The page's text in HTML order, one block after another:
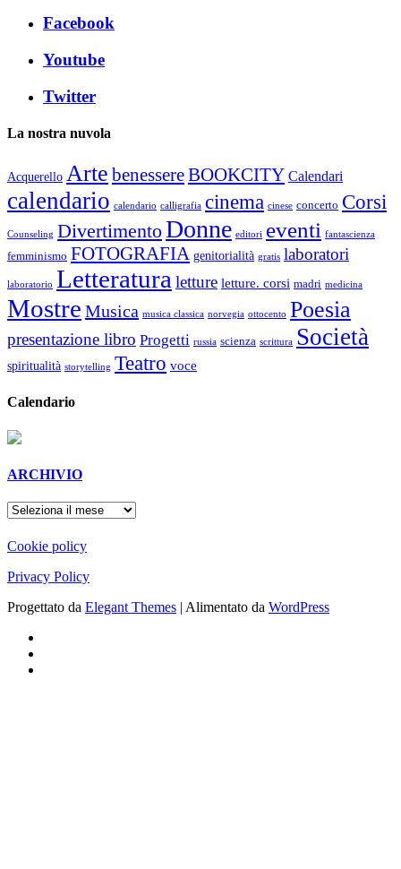
Facebook
Youtube
Twitter
La nostra nuvola
Acquerello Arte benessereBOOKCITY Calendari
calendario calendario calligrafia cinema cinese concerto Corsi
Counseling DivertimentoDonne editori eventi fantascienza
femminismo FOTOGRAFIA genitorialità gratis laboratori
laboratorio Letteratura letture letture. corsi madri medicina
Mostre Musica musica classica norvegia ottocento Poesia
presentazione libro Progetti russia scienza scrittura Società
spiritualità storytelling Teatro voce
Calendario
ARCHIVIO
ARCHIVIO
Cookie policy
Privacy Policy
Progettato da Elegant Themes | Alimentato da WordPress